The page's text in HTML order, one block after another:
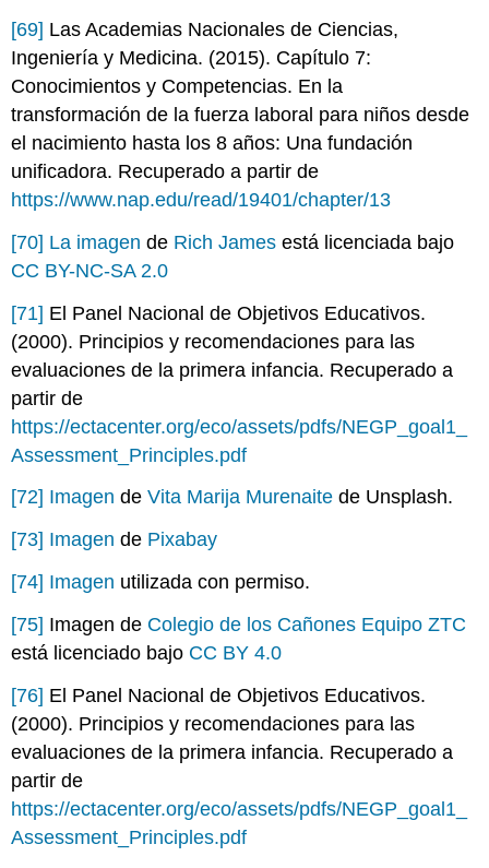
[69] Las Academias Nacionales de Ciencias,
Ingeniería y Medicina. (2015). Capítulo 7:
Conocimientos y Competencias. En la
transformación de la fuerza laboral para niños desde
el nacimiento hasta los 8 años: Una fundación
unificadora. Recuperado a partir de
https://www.nap.edu/read/19401/chapter/13
[70] La imagen de Rich James está licenciada bajo
CC BY-NC-SA 2.0
[71] El Panel Nacional de Objetivos Educativos.
(2000). Principios y recomendaciones para las
evaluaciones de la primera infancia. Recuperado a
partir de
https://ectacenter.org/eco/assets/pdfs/NEGP_goal1_
Assessment_Principles.pdf
[72] Imagen de Vita Marija Murenaite de Unsplash.
[73] Imagen de Pixabay
[74] Imagen utilizada con permiso.
[75] Imagen de Colegio de los Cañones Equipo ZTC
está licenciado bajo CC BY 4.0
[76] El Panel Nacional de Objetivos Educativos.
(2000). Principios y recomendaciones para las
evaluaciones de la primera infancia. Recuperado a
partir de
https://ectacenter.org/eco/assets/pdfs/NEGP_goal1_
Assessment_Principles.pdf